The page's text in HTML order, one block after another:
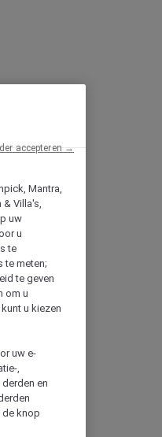
Mantra,
& Villa's,
uw
u
te
te meten;
te geven
om u
u kiezen
uw e-
,
en
de knop
accepteren →